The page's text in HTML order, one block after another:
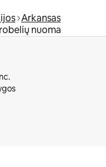
Arkansas
nuoma